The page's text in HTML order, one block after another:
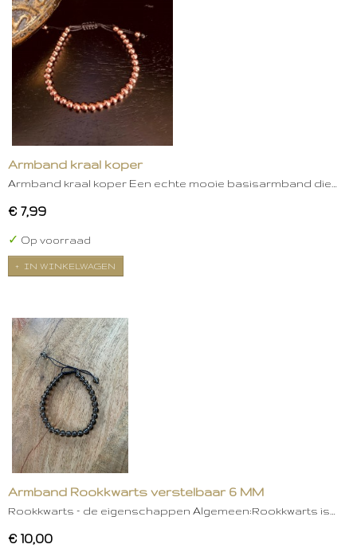
Armband kraal koper
Armband kraal koper Een echte mooie basisarmband die…
€ 7,99
✓ Op voorraad
IN WINKELWAGEN
Armband Rookkwarts verstelbaar 6 MM
Rookkwarts – de eigenschappen Algemeen:Rookkwarts is…
€ 10,00